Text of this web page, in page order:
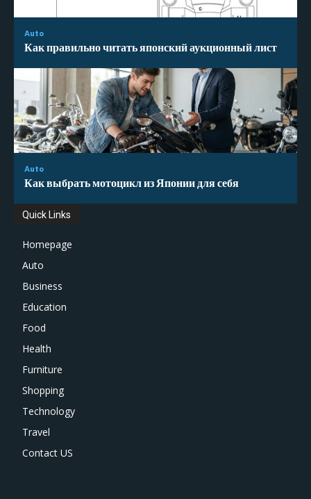
Auto
Как правильно читать японский аукционный лист
Auto
Как выбрать мотоцикл из Японии для себя
Quick Links
Homepage
Auto
Business
Education
Food
Health
Furniture
Shopping
Technology
Travel
Contact US